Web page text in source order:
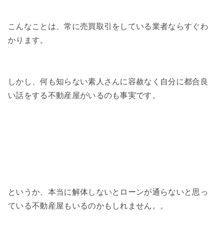
こんなことは、常に売買取引をしている業者ならすぐわ
かります。
しかし、何も知らない素人さんに容赦なく自分に都合良
い話をする不動産屋がいるのも事実です。
というか、本当に解体しないとローンが通らないと思っ
ている不動産屋もいるのかもしれません。。